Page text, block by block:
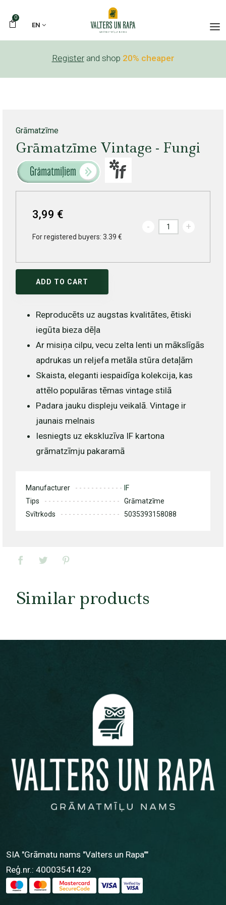
0
EN
Register and shop 20% cheaper
Grāmatzīme
Grāmatzīme Vintage - Fungi
3,99 €
For registered buyers: 3.39 €
- +
ADD TO CART
Reproducēts uz augstas kvalitātes, ētiski
iegūta bieza dēļa
Ar misiņa cilpu, vecu zelta lenti un mākslīgās
apdrukas un reljefa metāla stūra detaļām
Skaista, eleganti iespaidīga kolekcija, kas
attēlo populāras tēmas vintage stilā
Padara jauku displeju veikalā. Vintage ir
jaunais melnais
Iesniegts uz ekskluzīva IF kartona
grāmatzīmju pakaramā
Manufacturer
IF
Tips
Grāmatzīme
Svītrkods
5035393158088
Similar products
SIA "Grāmatu nams "Valters un Rapa""
Reģ.nr.: 40003541429